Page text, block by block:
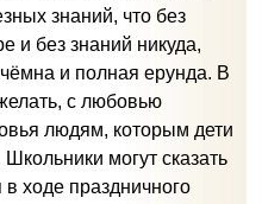
знаний, что без
и без знаний никуда,
и полная ерунда. В
с любовью
людям, которым дети
могут сказать
ходе праздничного